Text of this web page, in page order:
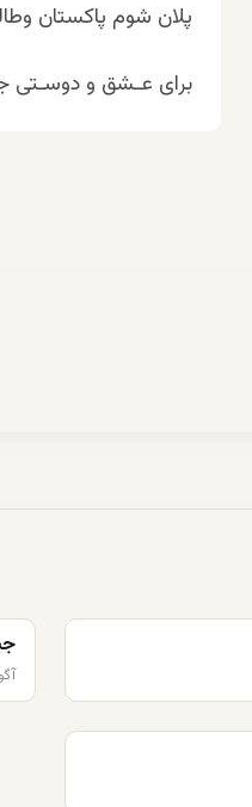
پلان شوم پاکستان
برای عـشق و دوسـتی